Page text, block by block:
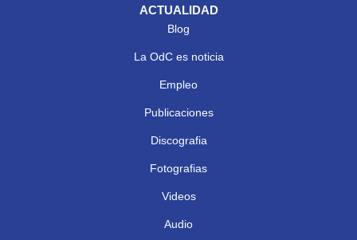
ACTUALIDAD
Blog
La OdC es noticia
Empleo
Publicaciones
Discografia
Fotografias
Videos
Audio